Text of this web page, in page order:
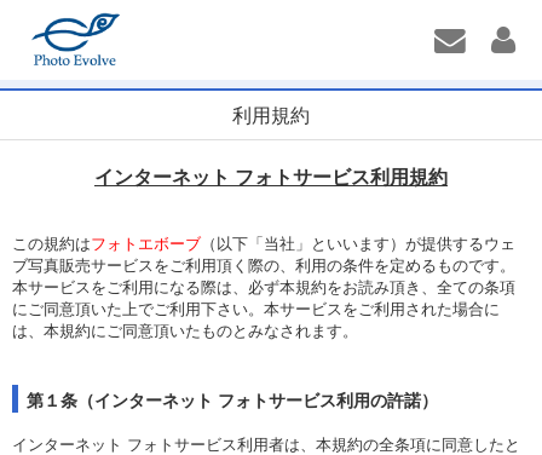
利用規約
インターネット フォトサービス利用規約
この規約はフォトエボーブ （以下「当社」といいます）が提供するウェ
ブ写真販売サービスをご利用頂く際の、利用の条件を定めるものです。
本サービスをご利用になる際は、必ず本規約をお読み頂き、全ての条項
にご同意頂いた上でご利用下さい。本サービスをご利用された場合に
は、本規約にご同意頂いたものとみなされます。
第１条（インターネット フォトサービス利用の許諾）
インターネット フォトサービス利用者は、本規約の全条項に同意したと